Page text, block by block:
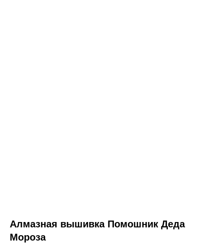
Алмазная вышивка Помошник Деда
Мороза